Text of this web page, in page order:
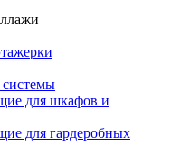
для шкафов и
для гардеробных